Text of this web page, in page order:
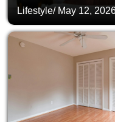
Lifestyle/ May 12,